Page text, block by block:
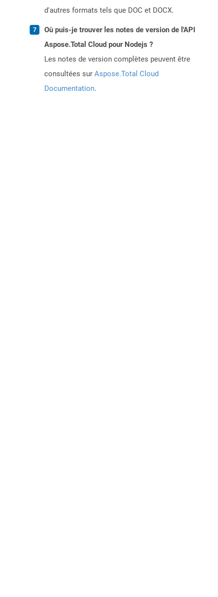
d'autres formats tels que DOC et DOCX.
Où puis-je trouver les notes de version de l'API
Aspose.Total Cloud pour Nodejs ?
Les notes de version complètes peuvent être
consultées sur Aspose.Total Cloud
Documentation.